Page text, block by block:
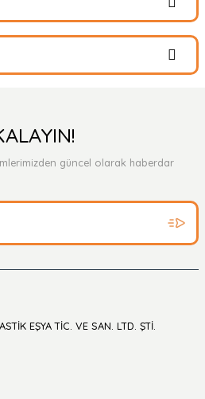
yorumu siz yapın!
Yorum Yaz
henüz soru sorulmamış.
güncel olarak haberdar
EŞYA TİC. VE SAN. LTD. ŞTİ.